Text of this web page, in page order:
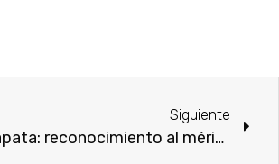
Siguiente
Conmemoración del natalicio de Emiliano Zapata: reconocimiento al mérito ciudadano en Anenecuilco